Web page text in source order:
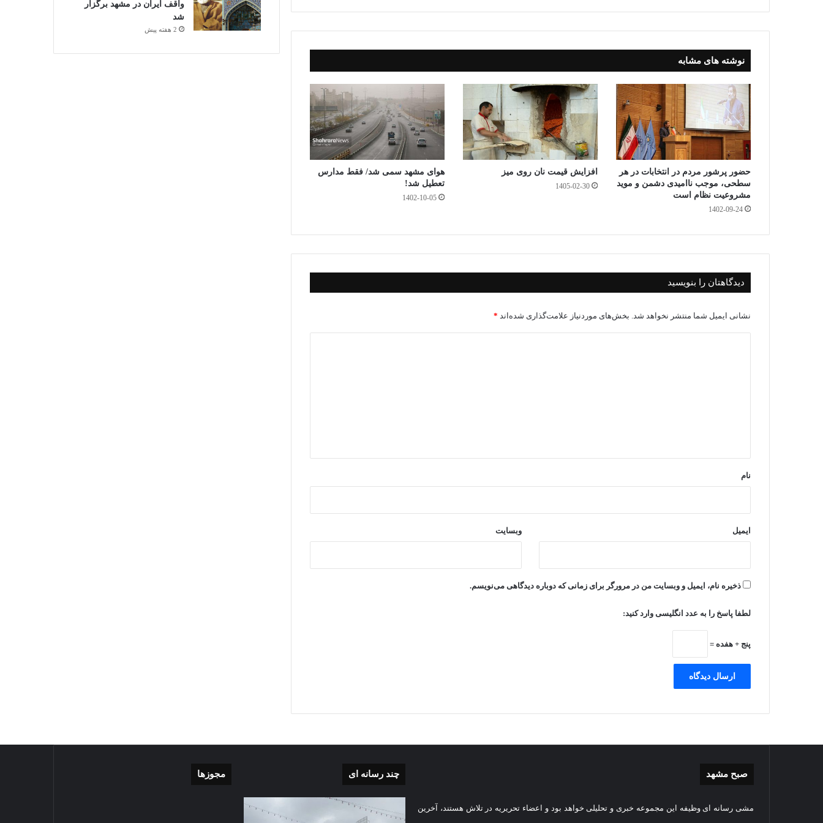
m
pp
en
dl
y
nk
t
ک
گذ
ار
ی
نوشته های مشابه
حضور پرشور مردم در انتخابات در هر
سطحی، موجب ناامیدی دشمن و موید
مشروعیت نظام است
1402-09-24
افزایش قیمت نان روی میز
1405-02-30
هوای مشهد سمی شد/ فقط مدارس
تعطیل شد!
1402-10-05
دیدگاهتان را بنویسید
نشانی ایمیل شما منتشر نخواهد شد. بخش‌های موردنیاز علامت‌گذاری شده‌اند *
نام
ایمیل وبسایت
ذخیره نام، ایمیل و وبسایت من در مرورگر برای زمانی که دوباره دیدگاهی می‌نویسم.
لطفا پاسخ را به عدد انگلیسی وارد کنید:
پنج + هفده =
واقف ایران در مشهد برگزار
شد
2 هفته پیش
صبح مشهد
مشی رسانه ای وظیفه این مجموعه خبری و تحلیلی خواهد بود و اعضاء تحریریه در تلاش هستند، آخرین
چند رسانه ای
گزارش
تصویری
غبارروبی
مضجع
تصویری
مجوزها